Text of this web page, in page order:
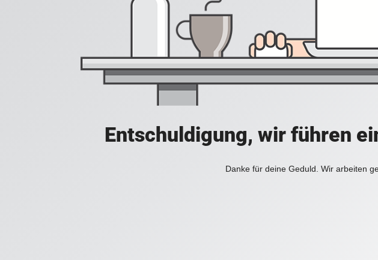
Entschuldigung, wir führen
Danke für deine Geduld. Wir arbeiten